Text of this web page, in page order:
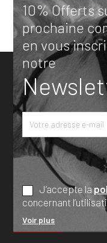
10% Offerts
prochaine
en vous
notre
J’accepte la
concernant
Voir plus